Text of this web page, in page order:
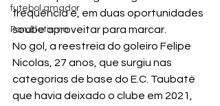
futebol amador
Paratletismo
frequência e, em duas oportunidades
soube aproveitar para marcar.
No gol, a reestreia do goleiro Felipe
Nicolas, 27 anos, que surgiu nas
categorias de base do E.C. Taubaté
que havia deixado o clube em 2021,